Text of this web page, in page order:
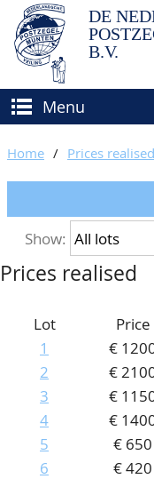
DE
B.V.
Menu
BUY AND SELL
How to sell?
How to buy?
Conditions
BIDDING
APPRAISALS
CATALOGUE/RESULTS
GRADING
CALENDAR
ABOUT US
Our Team
80 Years NPV
CONTACT
ACCOUNT
Home / Prices realised
Show:
Prices realised
Lot
Price
1
€
2
€
3
€
4
€
5
€ 650
6
€ 420